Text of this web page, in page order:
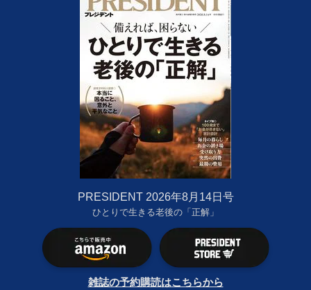
PRESIDENT 2026年8月14日号
ひとりで生きる老後の「正解」
雑誌の予約購読はこちらから